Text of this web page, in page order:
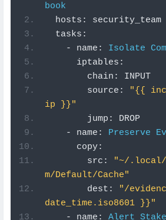
book
hosts :
security_team
tasks :
- name : Isolate
iptables :
chain :
INPUT
source :
"{{
ip }}"
jump :
DROP
- name : Preserve
copy:
src :
"~/.local/
m/Default/Cache"
dest :
"/
date_time.iso8601 }}"
- name : Alert